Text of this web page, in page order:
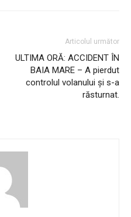
Articolul următor
ULTIMA ORĂ: ACCIDENT ÎN
BAIA MARE – A pierdut
controlul volanului și s-a
răsturnat.